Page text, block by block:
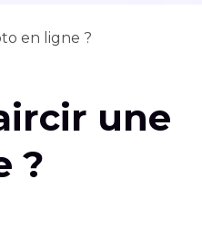
en ligne ?
une
?